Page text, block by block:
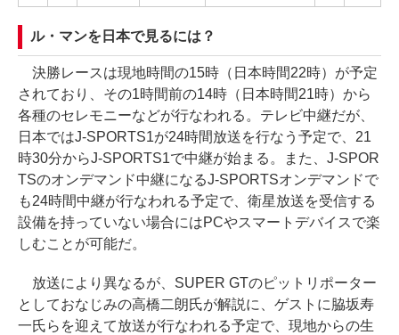
ル・マンを日本で見るには？
決勝レースは現地時間の15時（日本時間22時）が予定
されており、その1時間前の14時（日本時間21時）から
各種のセレモニーなどが行なわれる。テレビ中継だが、
日本ではJ-SPORTS1が24時間放送を行なう予定で、21
時30分からJ-SPORTS1で中継が始まる。また、J-SPOR
TSのオンデマンド中継になるJ-SPORTSオンデマンドで
も24時間中継が行なわれる予定で、衛星放送を受信する
設備を持っていない場合にはPCやスマートデバイスで楽
しむことが可能だ。
放送により異なるが、SUPER GTのピットリポーター
としておなじみの高橋二朗氏が解説に、ゲストに脇坂寿
一氏らを迎えて放送が行なわれる予定で、現地からの生